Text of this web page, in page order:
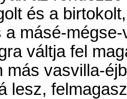
és a birtokolt,
a másé-mégse-
váltja fel
más vasvilla-
lesz,